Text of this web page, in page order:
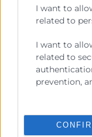
I want to
related to
I want to
related to
prevention,
empresas externas
contempladas en el